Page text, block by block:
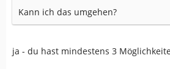
Kann ich das umgehen?
ja - du hast mindestens 3